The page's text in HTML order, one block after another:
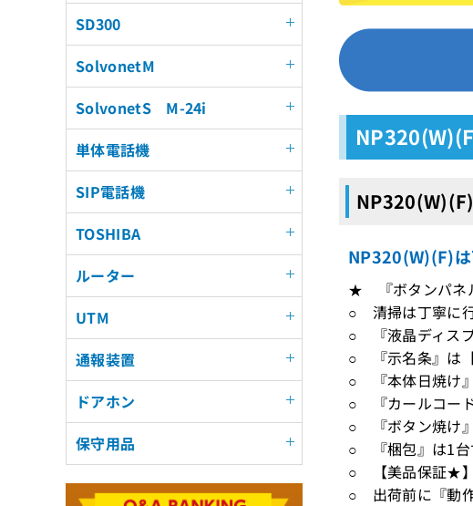
NP320(W)(F)
★ 『ボタンパネ
○ 清掃は丁寧に
○ 『液晶ディス
○ 『示名条』は
○ 『本体日焼け
○ 『カールコー
○ 『ボタン焼け
○ 『梱包』は1台
○ 【美品保証★】
○ 出荷前に『動作
SD300
SolvonetM
SolvonetS M-24i
単体電話機
SIP電話機
TOSHIBA
ルーター
UTM
通報装置
ドアホン
保守用品